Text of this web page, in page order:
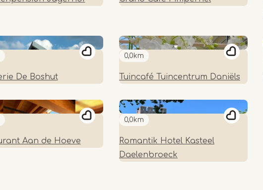
De Boshut
0,0km
Tuincafé Tuincentrum Daniëls
Aan de Hoeve
0,0km
Romantik Hotel Kasteel
Daelenbroeck